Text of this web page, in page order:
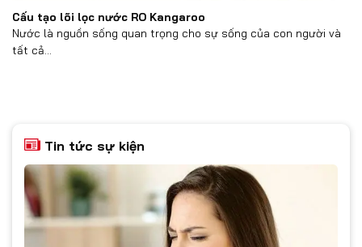
Cấu tạo lõi lọc nước RO Kangaroo
Nước là nguồn sống quan trọng cho sự sống của con người và
tất cả...
Tin tức sự kiện